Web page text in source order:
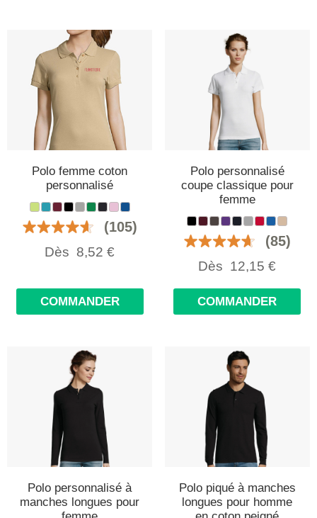
Polo femme coton
personnalisé
(105)
Dès 8,52 €
COMMANDER
Polo personnalisé
coupe classique pour
femme
(85)
Dès 12,15 €
COMMANDER
Polo personnalisé à
manches longues pour
Polo piqué à manches
longues pour homme